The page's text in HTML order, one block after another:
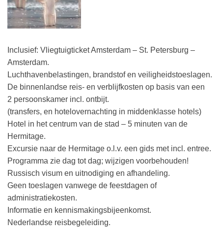
Inclusief: Vliegtuigticket Amsterdam – St. Petersburg –
Amsterdam.
Luchthavenbelastingen, brandstof en veiligheidstoeslagen.
De binnenlandse reis- en verblijfkosten op basis van een
2 persoonskamer incl. ontbijt.
(transfers, en hotelovernachting in middenklasse hotels)
Hotel in het centrum van de stad – 5 minuten van de
Hermitage.
Excursie naar de Hermitage o.l.v. een gids met incl. entree.
Programma zie dag tot dag; wijzigen voorbehouden!
Russisch visum en uitnodiging en afhandeling.
Geen toeslagen vanwege de feestdagen of
administratiekosten.
Informatie en kennismakingsbijeenkomst.
Nederlandse reisbegeleiding.